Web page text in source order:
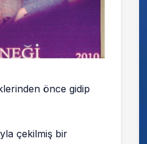
önce gidip
çekilmiş bir